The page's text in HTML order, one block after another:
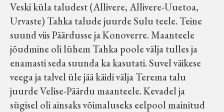
Koduleht on teoks saanud tänu Sillaotsa
Muuseumisõprade Seltsingu, Kohaliku
Omaalgatuse Programmi ja Märjamaa
Veski küla taludest (Allivere, Allivere-Uuetoa,
Urvaste) Tahka talude juurde Sulu teele. Teine
suund viis Päärdusse ja Konoverre. Maanteele
jõudmine oli lühem Tahka poole välja tulles ja
enamasti seda suunda ka kasutati. Suvel väikese
veega ja talvel üle jää käidi välja Terema talu
juurde Velise-Päärdu maanteele. Kevadel ja
sügisel oli ainsaks võimaluseks eelpool mainitud